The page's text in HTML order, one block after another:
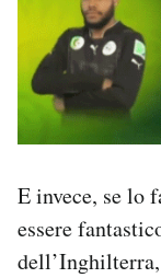
E invece, se lo
essere